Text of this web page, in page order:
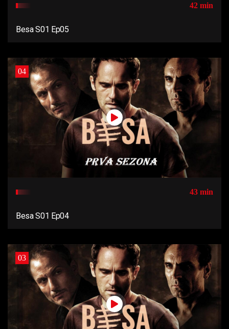
42 min
Besa S01 Ep05
04
43 min
Besa S01 Ep04
03